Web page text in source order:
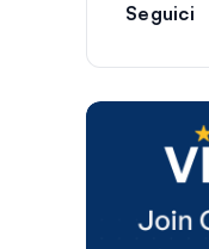
Seguici